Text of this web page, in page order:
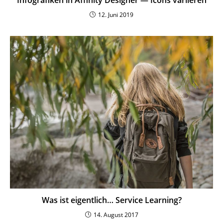
12. Juni 2019
Was ist eigentlich… Service Learning?
14. August 2017